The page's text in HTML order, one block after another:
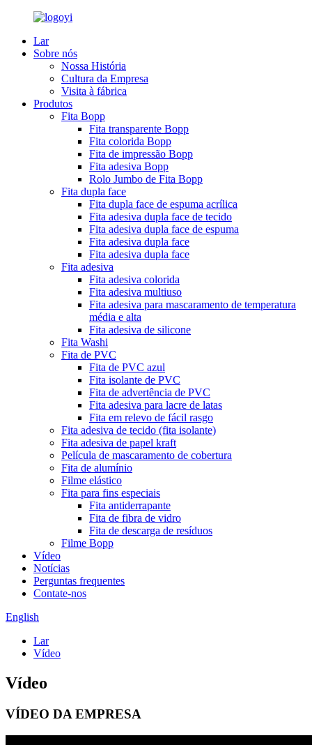
Lar
Sobre nós
Nossa História
Cultura da Empresa
Visita à fábrica
Produtos
Fita Bopp
Fita transparente Bopp
Fita colorida Bopp
Fita de impressão Bopp
Fita adesiva Bopp
Rolo Jumbo de Fita Bopp
Fita dupla face
Fita dupla face de espuma acrílica
Fita adesiva dupla face de tecido
Fita adesiva dupla face de espuma
Fita adesiva dupla face
Fita adesiva dupla face
Fita adesiva
Fita adesiva colorida
Fita adesiva multiuso
Fita adesiva para mascaramento de temperatura
média e alta
Fita adesiva de silicone
Fita Washi
Fita de PVC
Fita de PVC azul
Fita isolante de PVC
Fita de advertência de PVC
Fita adesiva para lacre de latas
Fita em relevo de fácil rasgo
Fita adesiva de tecido (fita isolante)
Fita adesiva de papel kraft
Película de mascaramento de cobertura
Fita de alumínio
Filme elástico
Fita para fins especiais
Fita antiderrapante
Fita de fibra de vidro
Fita de descarga de resíduos
Filme Bopp
Vídeo
Notícias
Perguntas frequentes
Contate-nos
English
Lar
Vídeo
Vídeo
VÍDEO DA EMPRESA